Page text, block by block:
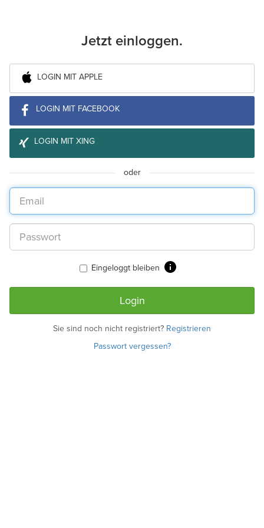
Jetzt einloggen.
LOGIN MIT APPLE
LOGIN MIT FACEBOOK
LOGIN MIT XING
oder
Eingeloggt bleiben
Sie sind noch nicht registriert? Registrieren
Passwort vergessen?